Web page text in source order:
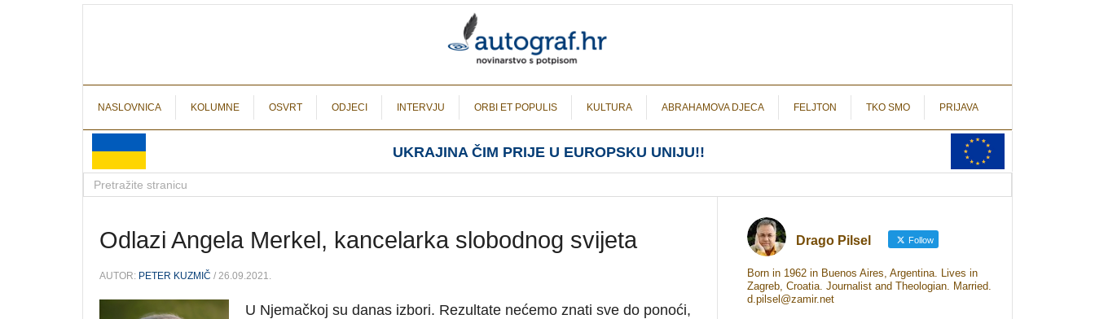
NASLOVNICA KOLUMNE OSVRT ODJECI INTERVJU ORBI ET POPULIS KULTURA ABRAHAMOVA DJECA FELJTON TKO SMO PRIJAVA
UKRAJINA ČIM PRIJE U EUROPSKU UNIJU!!
Odlazi Angela Merkel, kancelarka slobodnog svijeta
AUTOR: PETER KUZMIČ / 26.09.2021.
U Njemačkoj su danas izbori. Rezultate nećemo znati sve do ponoći,
Drago Pilsel Follow
Born in 1962 in Buenos Aires, Argentina. Lives in
Zagreb, Croatia. Journalist and Theologian. Married.
d.pilsel@zamir.net